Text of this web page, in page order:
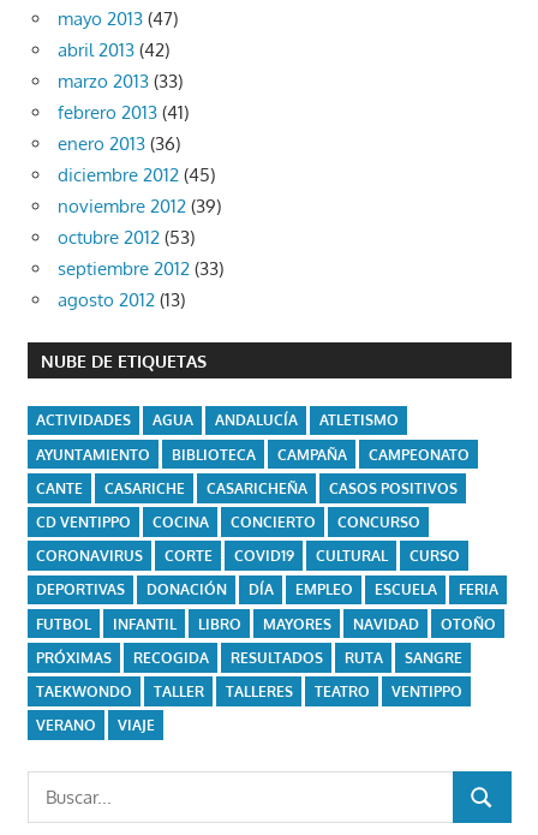
mayo 2013 (47)
abril 2013 (42)
marzo 2013 (33)
febrero 2013 (41)
enero 2013 (36)
diciembre 2012 (45)
noviembre 2012 (39)
octubre 2012 (53)
septiembre 2012 (33)
agosto 2012 (13)
NUBE DE ETIQUETAS
ACTIVIDADES AGUA ANDALUCÍA
ATLETISMO
AYUNTAMIENTO
BIBLIOTECA CAMPAÑA
CAMPEONATO
CANTE
CASARICHE CASARICHEÑA
CASOS POSITIVOS
CD VENTIPPO
COCINA CONCIERTO
CONCURSO
CORONAVIRUS
CORTE COVID19 CULTURAL
CURSO
DEPORTIVAS
DONACIÓN DÍA EMPLEO ESCUELA
FERIA
FUTBOL
INFANTIL LIBRO MAYORES NAVIDAD
OTOÑO
PRÓXIMAS
RECOGIDA RESULTADOS RUTA
SANGRE
TAEKWONDO
TALLER TALLERES TEATRO
VENTIPPO
VERANO
VIAJE
Buscar:
BUSCAR